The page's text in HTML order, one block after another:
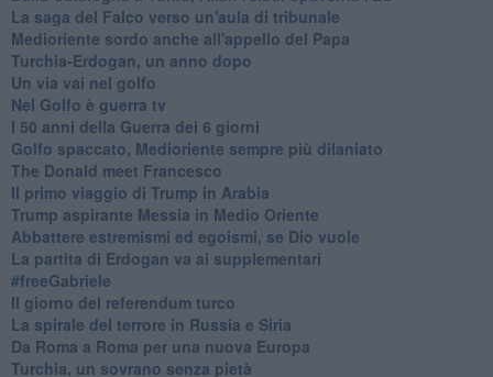
La saga del Falco verso un'aula di tribunale
Medioriente sordo anche all'appello del Papa
Turchia-Erdogan, un anno dopo
Un via vai nel golfo
Nel Golfo è guerra tv
I 50 anni della Guerra dei 6 giorni
Golfo spaccato, Medioriente sempre più dilaniato
The Donald meet Francesco
Il primo viaggio di Trump in Arabia
Trump aspirante Messia in Medio Oriente
Abbattere estremismi ed egoismi, se Dio vuole
La partita di Erdogan va ai supplementari
#freeGabriele
Il giorno del referendum turco
La spirale del terrore in Russia e Siria
Da Roma a Roma per una nuova Europa
Turchia, un sovrano senza pietà